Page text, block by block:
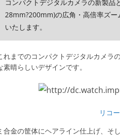
コンパクトデジタルカメラの新製
28mm?200mm)の広角・高倍率ズ
いたします。
れまでのコンパクトデジタルカメラ
素晴らしいデザインです。
リコ
合金の筐体にヘアライン仕上げ、そ